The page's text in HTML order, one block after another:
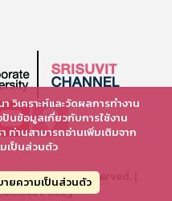
All rights reserved. |
Policy
วิเคราะห์และวัดผลการทำงาน
ปันข้อมูลเกี่ยวกับการใช้งาน
ท่านสามารถอ่านเพิ่มเติมจาก
เป็นส่วนตัว
ายความเป็นส่วนตัว